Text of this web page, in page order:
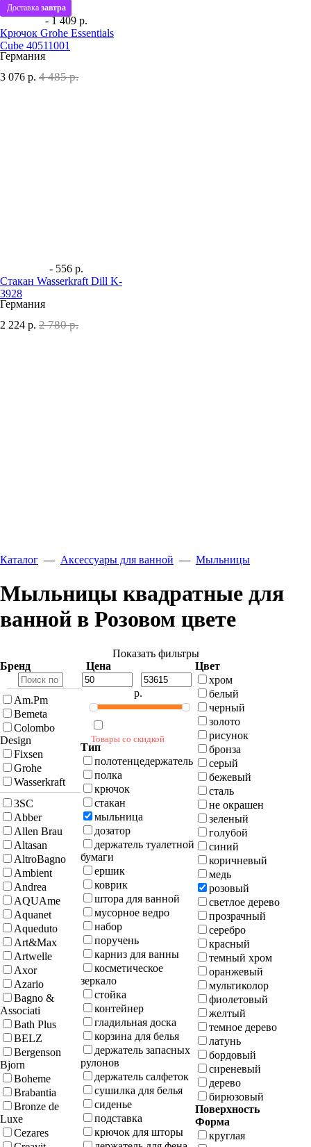
- 1 409 р.
Доставка завтра
Крючок Grohe Essentials
Cube 40511001
Германия
3 076 р. 4 485 р.
- 556 р.
Стакан Wasserkraft Dill K-
3928
Германия
2 224 р. 2 780 р.
Каталог — Аксессуары для ванной — Мыльницы
Мыльницы квадратные для
ванной в Розовом цвете
Показать фильтры
Бренд
Am.Pm
Bemeta
Colombo
Design
Fixsen
Grohe
Wasserkraft
3SC
Abber
Allen Brau
Altasan
AltroBagno
Ambient
Andrea
AQUAme
Aquanet
Aqueduto
Art&Max
Artwelle
Axor
Azario
Bagno &
Associati
Bath Plus
BELZ
Bergenson
Bjorn
Boheme
Brabantia
Bronze de
Luxe
Cezares
Цена
р.
Товары со скидкой
Тип
полотенцедержатель
полка
крючок
стакан
мыльница
дозатор
держатель туалетной
бумаги
ершик
коврик
штора для ванной
мусорное ведро
набор
поручень
карниз для ванны
косметическое
зеркало
стойка
контейнер
гладильная доска
корзина для белья
держатель запасных
рулонов
держатель салфеток
сушилка для белья
сиденье
подставка
крючок для шторы
Цвет
хром
белый
черный
золото
рисунок
бронза
серый
бежевый
сталь
не окрашен
зеленый
голубой
синий
коричневый
медь
розовый
светлое дерево
прозрачный
серебро
красный
темный хром
оранжевый
мультиколор
фиолетовый
желтый
темное дерево
латунь
бордовый
сиреневый
дерево
бирюзовый
Поверхность
Форма
круглая